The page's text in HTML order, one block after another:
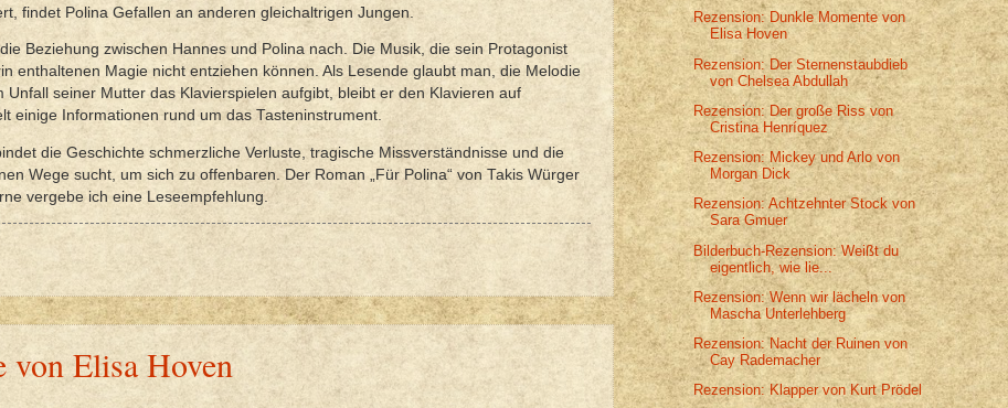
findet Polina Gefallen an anderen gleichaltrigen Jungen.
Beziehung zwischen Hannes und Polina nach. Die Musik, die sein Protagonist
enthaltenen Magie nicht entziehen können. Als Lesende glaubt man, die Melodie
seiner Mutter das Klavierspielen aufgibt, bleibt er den Klavieren auf
einige Informationen rund um das Tasteninstrument.
die Geschichte schmerzliche Verluste, tragische Missverständnisse und die
Wege sucht, um sich zu offenbaren. Der Roman „Für Polina“ von Takis Würger
vergebe ich eine Leseempfehlung.
von Elisa Hoven
Rezension: Dunkle Momente von
Elisa Hoven
Rezension: Der Sternenstaubdieb
von Chelsea Abdullah
Rezension: Der große Riss von
Cristina Henríquez
Rezension: Mickey und Arlo von
Morgan Dick
Rezension: Achtzehnter Stock von
Sara Gmuer
Bilderbuch-Rezension: Weißt du
eigentlich, wie lie...
Rezension: Wenn wir lächeln von
Mascha Unterlehberg
Rezension: Nacht der Ruinen von
Cay Rademacher
Rezension: Klapper von Kurt Prödel